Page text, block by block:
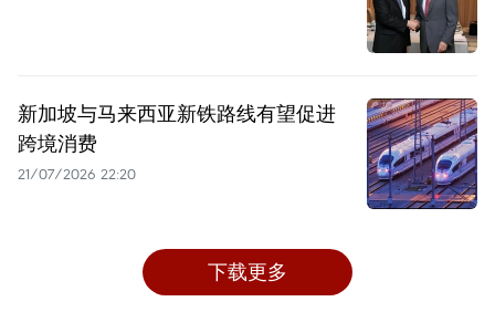
新加坡与马来西亚新铁路线有望促进
跨境消费
21/07/2026 22:20
下载更多